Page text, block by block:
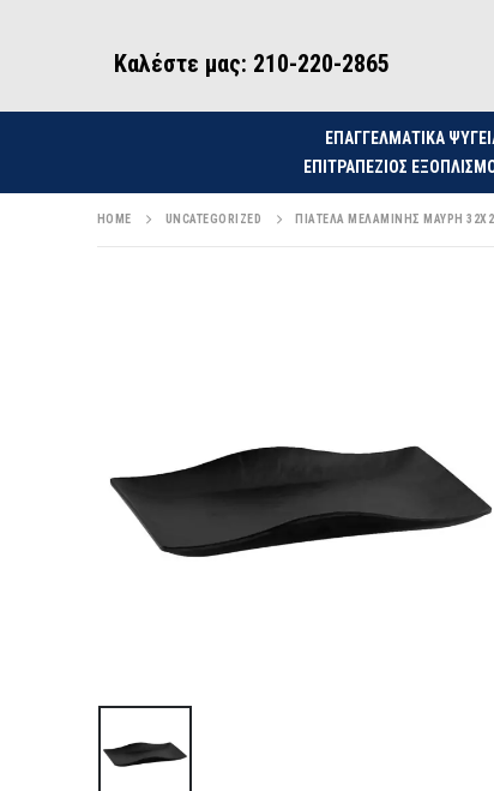
Καλέστε μας: 210-220-2865
ΕΠΑΓΓΕΛΜΑΤΙΚΑ
ΕΠΙΤΡΑΠΈΖΙΟΣ
HOME UNCATEGORIZED ΠΙΑΤΕΛΑ ΜΕΛΑΜΙΝΗΣ ΜΑΥΡΗ